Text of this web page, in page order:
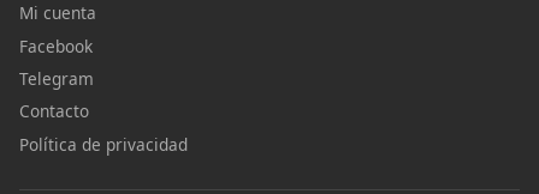
Mi cuenta
Facebook
Telegram
Contacto
Política de privacidad